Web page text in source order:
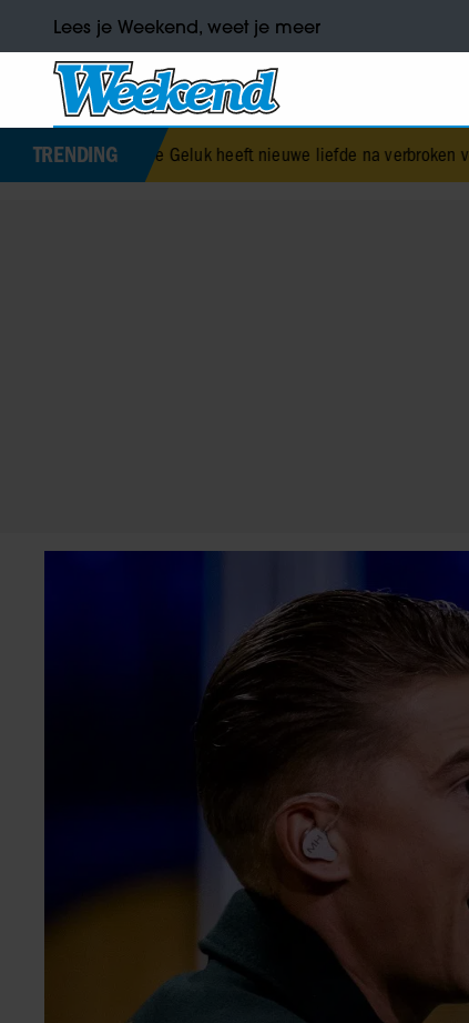
Lees je Weekend, weet je meer
TRENDING
Jurre Geluk heeft nieuwe liefde na verbroken verloving•